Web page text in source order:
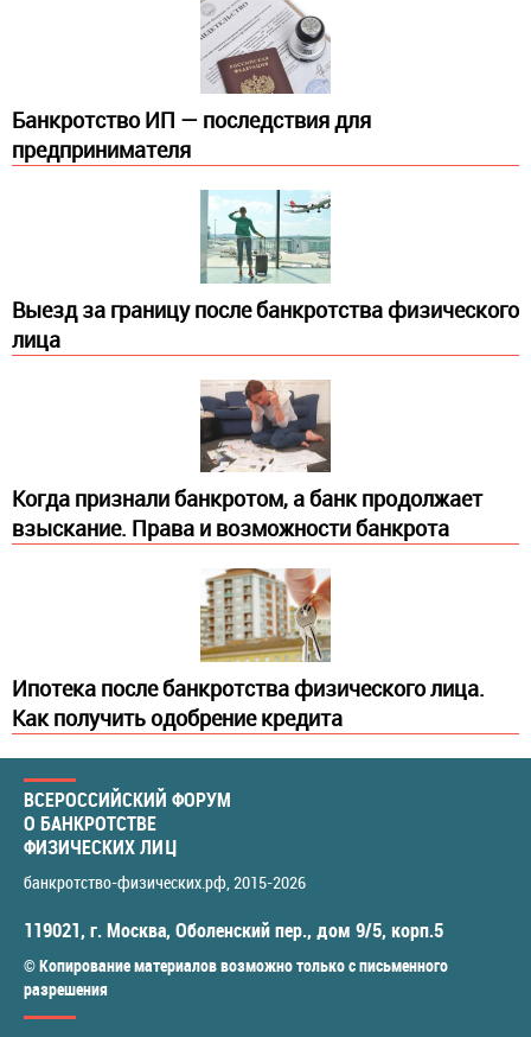
Банкротство ИП — последствия для
предпринимателя
Выезд за границу после банкротства физического
лица
Когда признали банкротом, а банк продолжает
взыскание. Права и возможности банкрота
Ипотека после банкротства физического лица.
Как получить одобрение кредита
ВСЕРОССИЙСКИЙ ФОРУМ
О БАНКРОТСТВЕ
ФИЗИЧЕСКИХ ЛИЦ
банкротство-физических.рф, 2015-2026
119021, г. Москва, Оболенский пер., дом 9/5, корп.5
© Копирование материалов возможно только с письменного
разрешения